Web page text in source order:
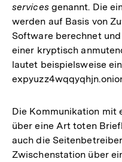
servicesgenannt. Die
werden auf Basis von
Software berechnet
einer kryptisch
lautet beispielsweise
Die Kommunikation mit
über eine Art toten
auch die
Zwischenstation über